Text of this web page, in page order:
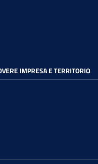
IMPRESA E TERRITORIO